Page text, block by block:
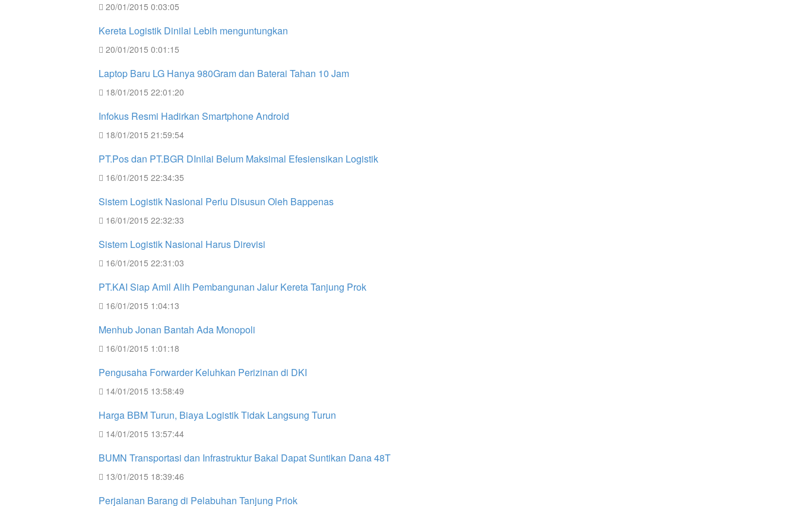
20/01/2015 0:03:05
Kereta Logistik Dinilai Lebih menguntungkan
20/01/2015 0:01:15
Laptop Baru LG Hanya 980Gram dan Baterai Tahan 10 Jam
18/01/2015 22:01:20
Infokus Resmi Hadirkan Smartphone Android
18/01/2015 21:59:54
PT.Pos dan PT.BGR DInilai Belum Maksimal Efesiensikan Logistik
16/01/2015 22:34:35
Sistem Logistik Nasional Perlu Disusun Oleh Bappenas
16/01/2015 22:32:33
Sistem Logistik Nasional Harus Direvisi
16/01/2015 22:31:03
PT.KAI Siap Amil Alih Pembangunan Jalur Kereta Tanjung Prok
16/01/2015 1:04:13
Menhub Jonan Bantah Ada Monopoli
16/01/2015 1:01:18
Pengusaha Forwarder Keluhkan Perizinan di DKI
14/01/2015 13:58:49
Harga BBM Turun, Biaya Logistik Tidak Langsung Turun
14/01/2015 13:57:44
BUMN Transportasi dan Infrastruktur Bakal Dapat Suntikan Dana 48T
13/01/2015 18:39:46
Perjalanan Barang di Pelabuhan Tanjung Priok